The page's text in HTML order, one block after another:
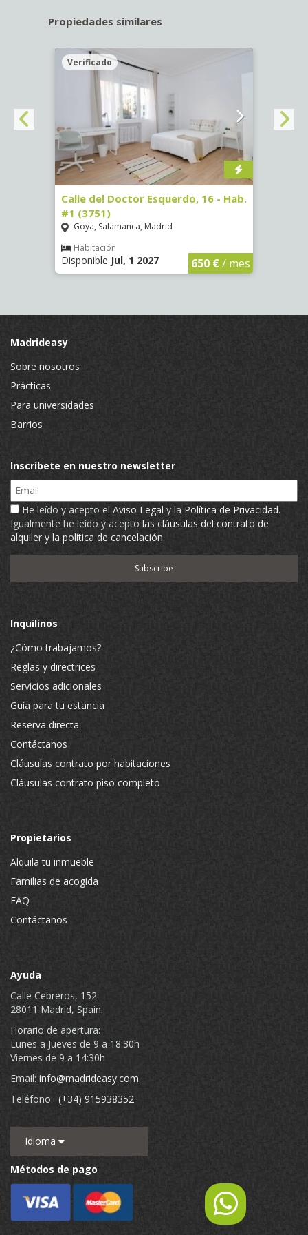
Propiedades similares
Verificado
Calle del Doctor Esquerdo, 16 - Hab.
#1 (3751)
Goya, Salamanca, Madrid
Habitación
Disponible Jul, 1 2027 650 €/ mes
Madrideasy
Sobre nosotros
Prácticas
Para universidades
Barrios
Inscríbete en nuestro newsletter
Email
He leído y acepto el Aviso Legal y la Política de Privacidad.
Igualmente he leído y acepto las cláusulas del contrato de
alquiler y la política de cancelación
Inquilinos
¿Cómo trabajamos?
Reglas y directrices
Servicios adicionales
Guía para tu estancia
Reserva directa
Contáctanos
Cláusulas contrato por habitaciones
Cláusulas contrato piso completo
Propietarios
Alquila tu inmueble
Familias de acogida
FAQ
Contáctanos
Ayuda
Calle Cebreros, 152
28011 Madrid, Spain.
Horario de apertura:
Lunes a Jueves de 9 a 18:30h
Viernes de 9 a 14:30h
Email: info@madrideasy.com
Teléfono: (+34) 915938352
Idioma
Métodos de pago